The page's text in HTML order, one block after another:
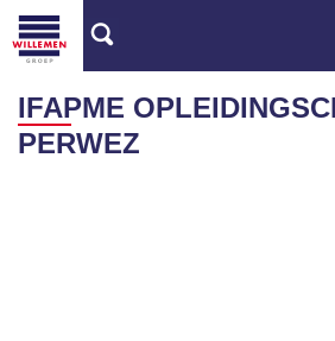
IFAPME
PERWEZ